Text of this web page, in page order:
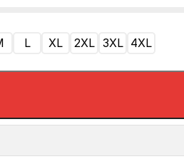
L XL 2XL 3XL 4XL